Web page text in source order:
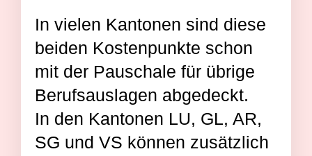
In vielen Kantonen sind diese
beiden Kostenpunkte schon
mit der Pauschale für übrige
Berufsauslagen abgedeckt.
In den Kantonen LU, GL, AR,
SG und VS können zusätzlich